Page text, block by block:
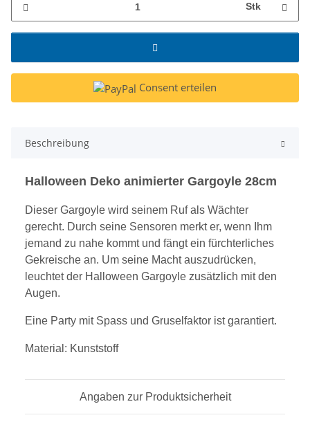
Stk
Consent erteilen
Beschreibung
Halloween Deko animierter Gargoyle 28cm
Dieser Gargoyle wird seinem Ruf als Wächter
gerecht. Durch seine Sensoren merkt er, wenn Ihm
jemand zu nahe kommt und fängt ein fürchterliches
Gekreische an. Um seine Macht auszudrücken,
leuchtet der Halloween Gargoyle zusätzlich mit den
Augen.
Eine Party mit Spass und Gruselfaktor ist garantiert.
Material: Kunststoff
Angaben zur Produktsicherheit